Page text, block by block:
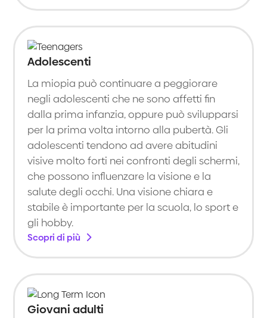
Adolescenti
La miopia può continuare a peggiorare
negli adolescenti che ne sono affetti fin
dalla prima infanzia, oppure può svilupparsi
per la prima volta intorno alla pubertà. Gli
adolescenti tendono ad avere abitudini
visive molto forti nei confronti degli schermi,
che possono influenzare la visione e la
salute degli occhi. Una visione chiara e
stabile è importante per la scuola, lo sport e
gli hobby.
Scopri di più
Giovani adulti